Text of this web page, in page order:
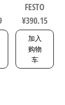
FESTO
¥390.15
加入
购物
车